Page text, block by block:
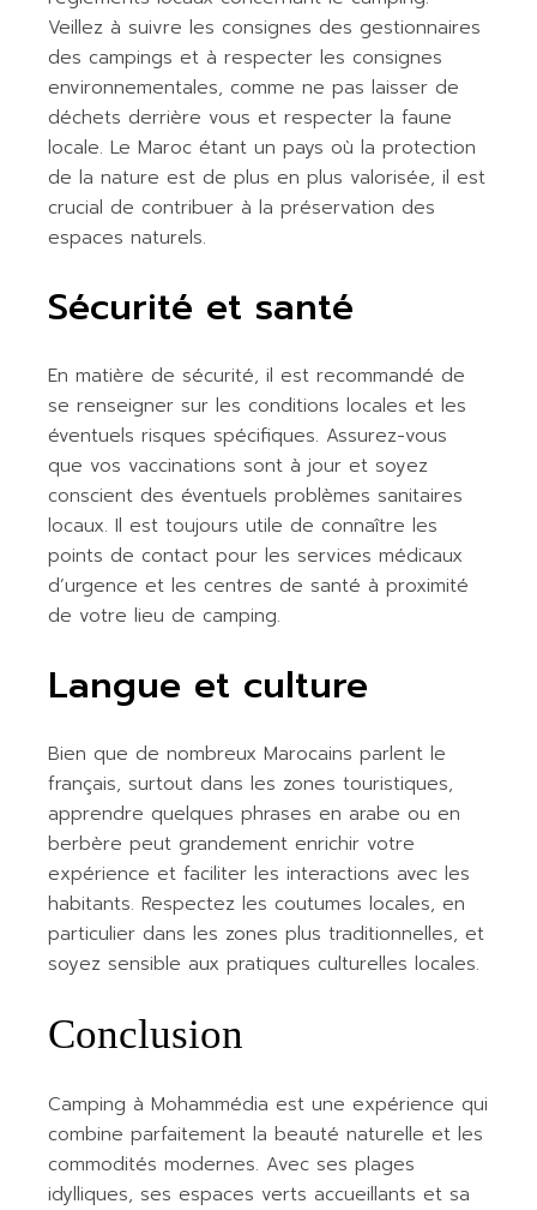
Veillez à suivre les consignes des gestionnaires
des campings et à respecter les consignes
environnementales, comme ne pas laisser de
déchets derrière vous et respecter la faune
locale. Le Maroc étant un pays où la protection
de la nature est de plus en plus valorisée, il est
crucial de contribuer à la préservation des
espaces naturels.
Sécurité et santé
En matière de sécurité, il est recommandé de
se renseigner sur les conditions locales et les
éventuels risques spécifiques. Assurez-vous
que vos vaccinations sont à jour et soyez
conscient des éventuels problèmes sanitaires
locaux. Il est toujours utile de connaître les
points de contact pour les services médicaux
d’urgence et les centres de santé à proximité
de votre lieu de camping.
Langue et culture
Bien que de nombreux Marocains parlent le
français, surtout dans les zones touristiques,
apprendre quelques phrases en arabe ou en
berbère peut grandement enrichir votre
expérience et faciliter les interactions avec les
habitants. Respectez les coutumes locales, en
particulier dans les zones plus traditionnelles, et
soyez sensible aux pratiques culturelles locales.
Conclusion
Camping à Mohammédia est une expérience qui
combine parfaitement la beauté naturelle et les
commodités modernes. Avec ses plages
idylliques, ses espaces verts accueillants et sa